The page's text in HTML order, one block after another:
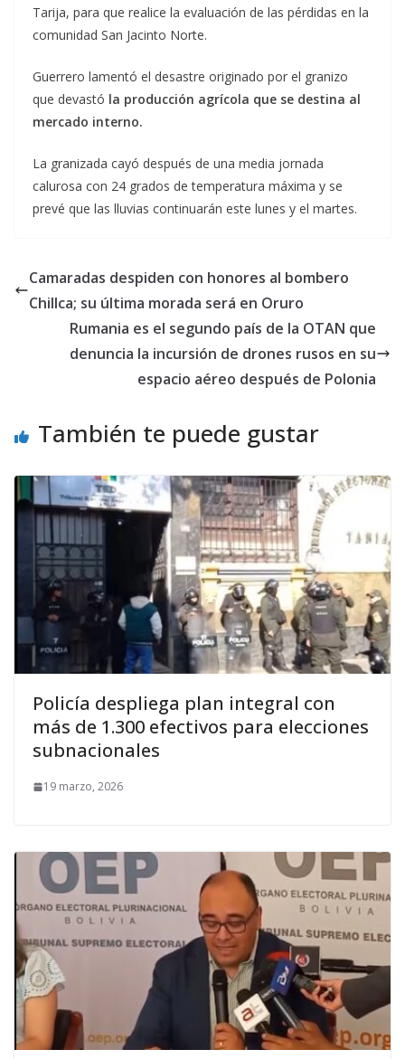
Tarija, para que realice la evaluación de las pérdidas en la
comunidad San Jacinto Norte.
Guerrero lamentó el desastre originado por el granizo
que devastó la producción agrícola que se destina al
mercado interno.
La granizada cayó después de una media jornada
calurosa con 24 grados de temperatura máxima y se
prevé que las lluvias continuarán este lunes y el martes.
Camaradas despiden con honores al bombero
Chillca; su última morada será en Oruro
Rumania es el segundo país de la OTAN que
denuncia la incursión de drones rusos en su
espacio aéreo después de Polonia
También te puede gustar
Policía despliega plan integral con
más de 1.300 efectivos para elecciones
subnacionales
19 marzo, 2026